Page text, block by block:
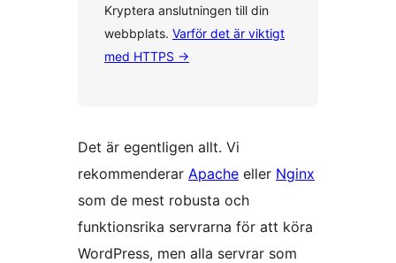
Kryptera anslutningen till din
webbplats. Varför det är viktigt
med HTTPS →
Det är egentligen allt. Vi
rekommenderar Apache eller Nginx
som de mest robusta och
funktionsrika servrarna för att köra
WordPress, men alla servrar som